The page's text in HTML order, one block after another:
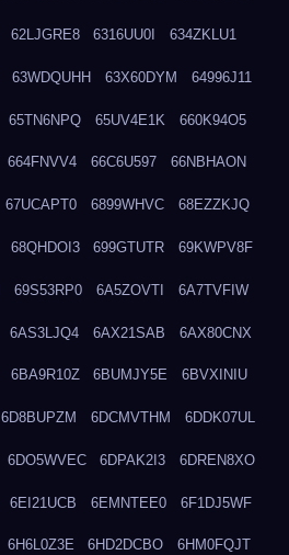
62LJGRE8 6316UU0I 634ZKLU1
63WDQUHH 63X60DYM 64996J11
65TN6NPQ 65UV4E1K 660K94O5
664FNVV4 66C6U597 66NBHAON
67UCAPT0 6899WHVC 68EZZKJQ
68QHDOI3 699GTUTR 69KWPV8F
69S53RP0 6A5ZOVTI 6A7TVFIW
6AS3LJQ4 6AX21SAB 6AX80CNX
6BA9R10Z 6BUMJY5E 6BVXINIU
6D8BUPZM 6DCMVTHM 6DDK07UL
6DO5WVEC 6DPAK2I3 6DREN8XO
6EI21UCB 6EMNTEE0 6F1DJ5WF
6H6L0Z3E 6HD2DCBO 6HM0FQJT